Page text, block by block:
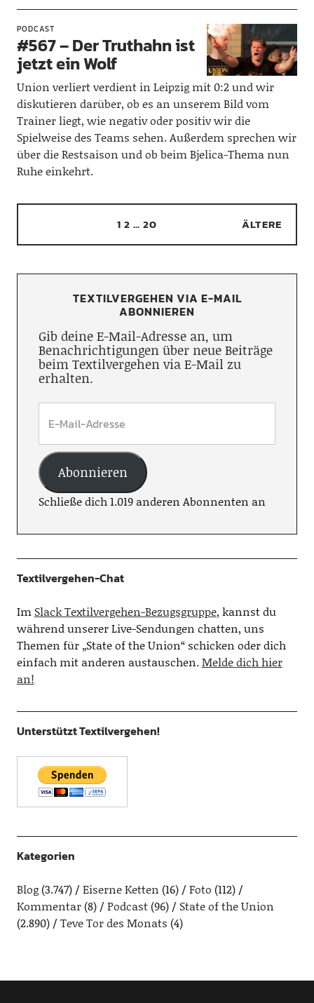
PODCAST
#567 – Der Truthahn ist
jetzt ein Wolf
Union verliert verdient in Leipzig mit 0:2 und wir
diskutieren darüber, ob es an unserem Bild vom
Trainer liegt, wie negativ oder positiv wir die
Spielweise des Teams sehen. Außerdem sprechen wir
über die Restsaison und ob beim Bjelica-Thema nun
Ruhe einkehrt.
1 2 … 20 ÄLTERE
TEXTILVERGEHEN VIA E-MAIL
ABONNIEREN
Gib deine E-Mail-Adresse an, um
Benachrichtigungen über neue Beiträge
beim Textilvergehen via E-Mail zu
erhalten.
Abonnieren
Schließe dich 1.019 anderen Abonnenten an
Textilvergehen-Chat
Im Slack Textilvergehen-Bezugsgruppe, kannst du
während unserer Live-Sendungen chatten, uns
Themen für „State of the Union“ schicken oder dich
einfach mit anderen austauschen.Melde dich hier
an!
Unterstützt Textilvergehen!
Kategorien
Blog(3.747) Eiserne Ketten (16) Foto (112)
Kommentar(8) Podcast(96)
State of the Union
(2.890)
Teve Tor des Monats (4)